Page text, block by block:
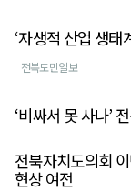
‘자생적 산업 생
전북도민일보
‘비싸서 못 사나’
전북자치도의회
현상 여전